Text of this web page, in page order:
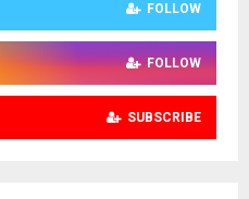
FOLLOW
FOLLOW
SUBSCRIBE